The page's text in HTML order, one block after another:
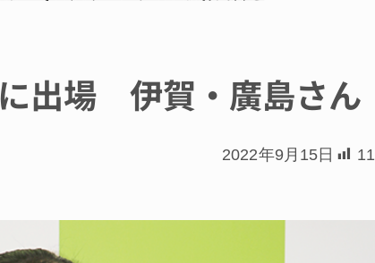
出場 伊賀・廣島さん
2022年9月15日 11